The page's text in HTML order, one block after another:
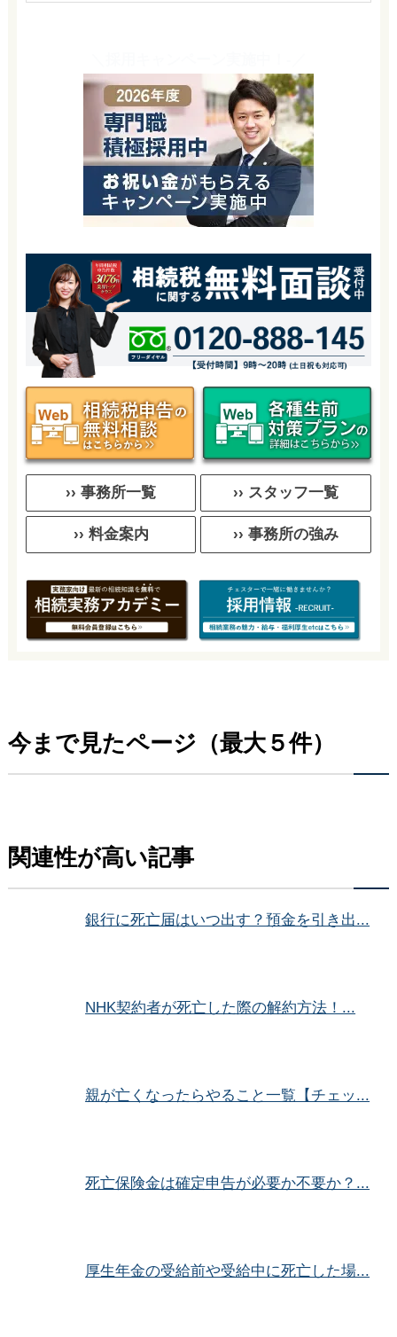
›› 事務所一覧 ›› スタッフ一覧
›› 料金案内 ›› 事務所の強み
今まで見たページ（最大５件）
関連性が高い記事
銀行に死亡届はいつ出す？預金を引き出...
NHK契約者が死亡した際の解約方法！...
親が亡くなったらやること一覧【チェッ...
死亡保険金は確定申告が必要か不要か？...
厚生年金の受給前や受給中に死亡した場...